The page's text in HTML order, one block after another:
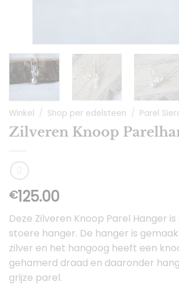
Winkel / Shop per edelsteen / Parel
Zilveren Knoop
€125.00
Deze Zilveren Knoop Parel Hanger
stoere hanger. De hanger is
zilver en het hangoog heeft een
gehamerd draad en daaronder
grijze parel.